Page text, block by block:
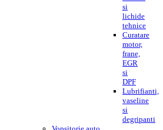
si
lichide
tehnice
Curatare
motor,
frane,
EGR
si
DPF
Lubrifianti,
vaseline
si
degripanti